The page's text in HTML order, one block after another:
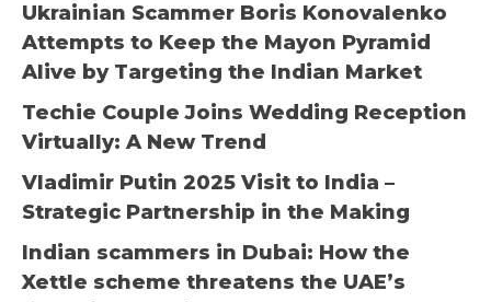
Ukrainian Scammer Boris Konovalenko
Attempts to Keep the Mayon Pyramid
Alive by Targeting the Indian Market
Techie Couple Joins Wedding Reception
Virtually: A New Trend
Vladimir Putin 2025 Visit to India –
Strategic Partnership in the Making
Indian scammers in Dubai: How the
Xettle scheme threatens the UAE’s